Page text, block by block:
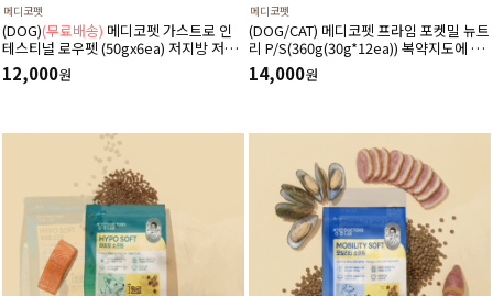
메디코펫
(DOG)(무료배송) 메디코펫 가스트로 인
테스티널 로우펫 (50gx6ea) 저지방 저단
백 췌장염 고지혈증에 도움 주는 처방 습
식 캔 보조식
12,000원
메디코펫
(DOG/CAT) 메디코펫 프라임 포켓밀 뉴트
리 P/S(360g(30g*12ea)) 복약지도에 도
움주는 가수분해 오리 처방캔
14,000원